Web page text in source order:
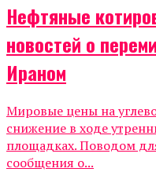
Нефтяные
новостей о
Ираном
Мировые цены на
снижение в ходе
площадках. Поводом
сообщения о...